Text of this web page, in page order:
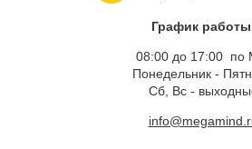
График
08:00 до 17:00 по
Понедельник -
Сб, Вс -